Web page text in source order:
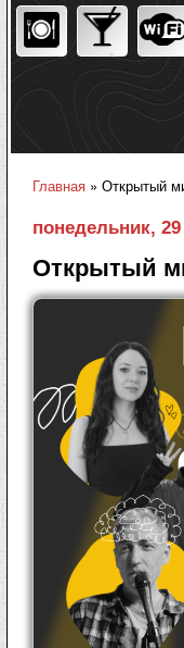
Главная » Открытый
понедельник,
Открытый